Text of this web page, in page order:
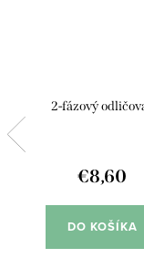
2-fázový
€8,60
DO KOŠÍKA